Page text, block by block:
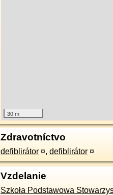
30 m
Zdravotníctvo
defiblirátor ¤, defiblirátor ¤
Vzdelanie
Szkoła Podstawowa